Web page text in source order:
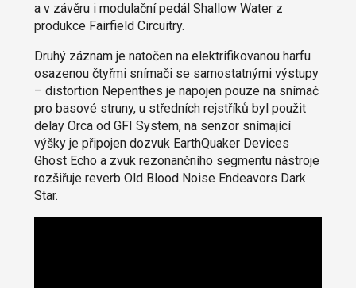
a v závěru i modulační pedál Shallow Water z
produkce Fairfield Circuitry.
Druhý záznam je natočen na elektrifikovanou harfu
osazenou čtyřmi snímači se samostatnými výstupy
– distortion Nepenthes je napojen pouze na snímač
pro basové struny, u středních rejstříků byl použit
delay Orca od GFI System, na senzor snímající
výšky je připojen dozvuk EarthQuaker Devices
Ghost Echo a zvuk rezonančního segmentu nástroje
rozšiřuje reverb Old Blood Noise Endeavors Dark
Star.